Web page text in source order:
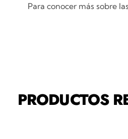
Para conocer más sobre
PRODUCTOS